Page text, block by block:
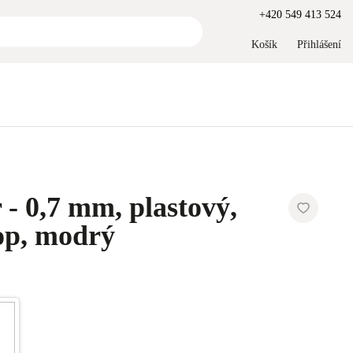
+420 549 413 524
Košík Přihlášení
0,7 mm, plastový,
modrý